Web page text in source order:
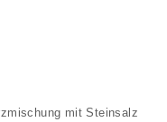
mit Steinsalz